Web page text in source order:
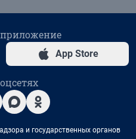
App Store
и государственных органов